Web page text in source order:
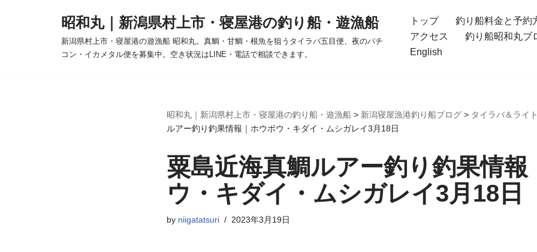
昭和丸｜新潟県村上市・寝屋港の釣り船・遊漁船
新潟県村上市・寝屋港の遊漁船 昭和丸。真鯛・甘鯛・根魚を狙うタイラバ五目便、夜のバチ
コン・イカメタル便を募集中。空き状況はLINE・電話で相談できます。
トップ
釣り船料金と予約
アクセス
釣り船昭和丸ブ
English
昭和丸｜新潟県村上市・寝屋港の釣り船・遊漁船> 新潟寝屋漁港釣り船ブログ> タイラバ＆ライ
ルアー釣り釣果情報｜ホウボウ・キダイ・ムシガレイ3月18日
粟島近海真鯛ルアー釣り釣果情報
ウ・キダイ・ムシガレイ3月18日
by niigatatsuri 2023年3月19日